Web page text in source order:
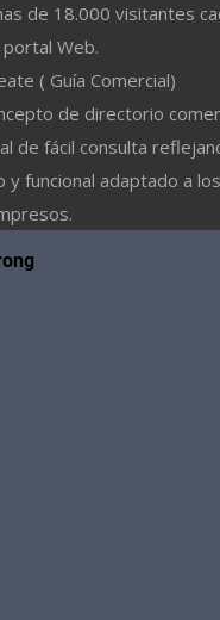
de 18.000 visitantes
Web.
( Guía Comercial)
de directorio
de fácil consulta
y funcional adaptado a los